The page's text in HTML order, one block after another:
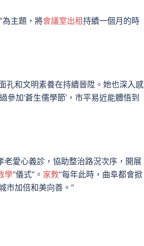
為主題，將會議室出租持續一個月的時
孔和文明素養在持續晉陞。她也深入感
參加‘蒼生儒學節’，市平易近能體悟到
老愛心義診，協助整治路況次序，開展
學“儀式”。 家教“每年此時，曲阜都會掀
市加倍和美向善。”